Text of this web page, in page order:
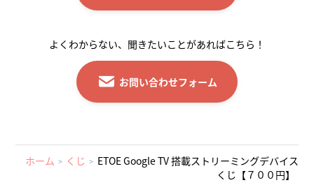
よくわからない、聞きたいことがあればこちら！
お問い合わせフォーム
ホーム くじ
ETOE Google TV 搭載ストリーミングデバイス
くじ【７００円】